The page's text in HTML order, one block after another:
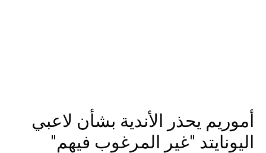
أموريم يحذر الأندية بشأن لاعبي
اليونايتد "غير المرغوب فيهم"